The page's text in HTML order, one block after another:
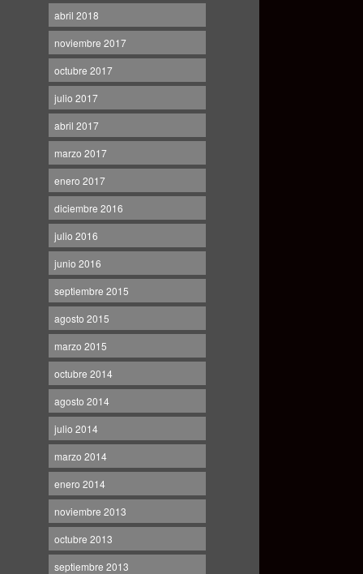
abril 2018
noviembre 2017
octubre 2017
julio 2017
abril 2017
marzo 2017
enero 2017
diciembre 2016
julio 2016
junio 2016
septiembre 2015
agosto 2015
marzo 2015
octubre 2014
agosto 2014
julio 2014
marzo 2014
enero 2014
noviembre 2013
octubre 2013
septiembre 2013